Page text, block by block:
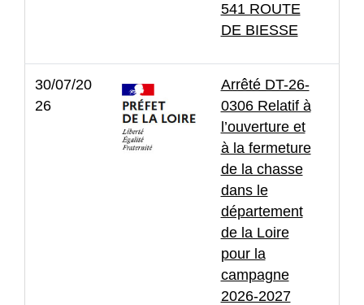
541 ROUTE
DE BIESSE
30/07/20
26
Arrêté DT-26-
0306 Relatif à
l’ouverture et
à la fermeture
de la chasse
dans le
département
de la Loire
pour la
campagne
2026-2027